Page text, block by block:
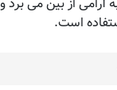
آرامی از بین می
است.